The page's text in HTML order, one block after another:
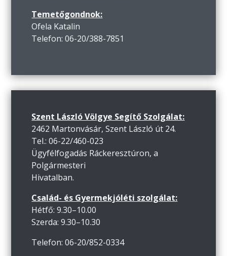
Temetőgondnok:
Ofela Katalin
Telefon: 06-20/388-7851
Szent László Völgye Segítő Szolgálat:
2462 Martonvásár, Szent László út 24.
Tel.: 06-22/460-023
Ügyfélfogadás Ráckeresztúron, a
Polgármesteri
Hivatalban.
Család- és Gyermekjóléti szolgálat:
Hétfő: 9.30–10.00
Szerda: 9.30–10.30
Telefon: 06-20/852-0334